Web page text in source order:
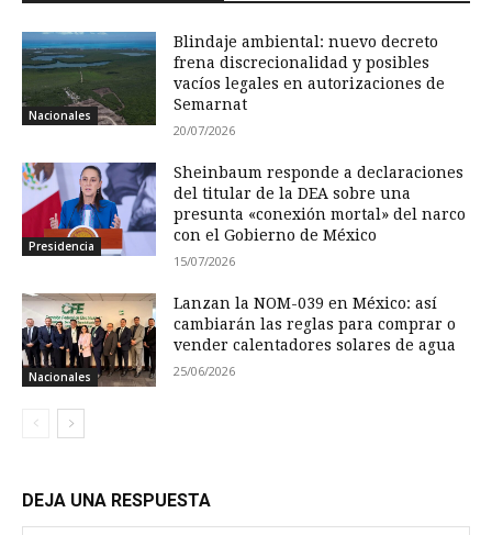
Nacionales
Blindaje ambiental: nuevo decreto
frena discrecionalidad y posibles
vacíos legales en autorizaciones de
Semarnat
20/07/2026
Presidencia
Sheinbaum responde a declaraciones
del titular de la DEA sobre una
presunta «conexión mortal» del narco
con el Gobierno de México
15/07/2026
Nacionales
Lanzan la NOM-039 en México: así
cambiarán las reglas para comprar o
vender calentadores solares de agua
25/06/2026
DEJA UNA RESPUESTA